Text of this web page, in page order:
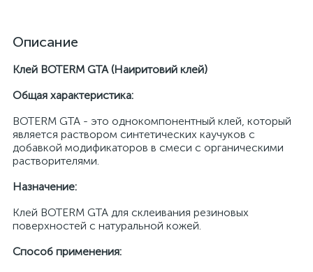
Описание
Клей BOTERM GTA (Наиритовий клей)
Общая характеристика:
BOTERM GTA - это однокомпонентный клей, который
является раствором синтетических каучуков с
добавкой модификаторов в смеси с органическими
растворителями.
Назначение:
Клей BOTERM GTA для склеивания резиновых
поверхностей с натуральной кожей.
Способ применения: